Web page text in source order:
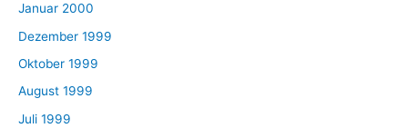
Januar 2000
Dezember 1999
Oktober 1999
August 1999
Juli 1999